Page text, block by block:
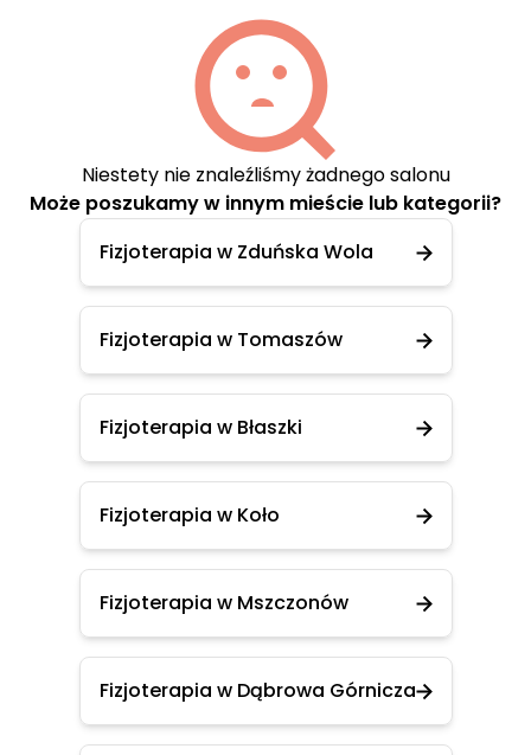
Niestety nie znaleźliśmy żadnego salonu
Może poszukamy w innym mieście lub kategorii?
Fizjoterapia w Zduńska Wola
Fizjoterapia w Tomaszów
Fizjoterapia w Błaszki
Fizjoterapia w Koło
Fizjoterapia w Mszczonów
Fizjoterapia w Dąbrowa Górnicza